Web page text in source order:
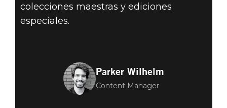
colecciones maestras y ediciones
especiales.
Parker Wilhelm
Content Manager